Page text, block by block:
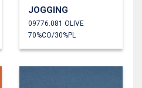
JOGGING
09776.081 OLIVE
70%CO/30%PL